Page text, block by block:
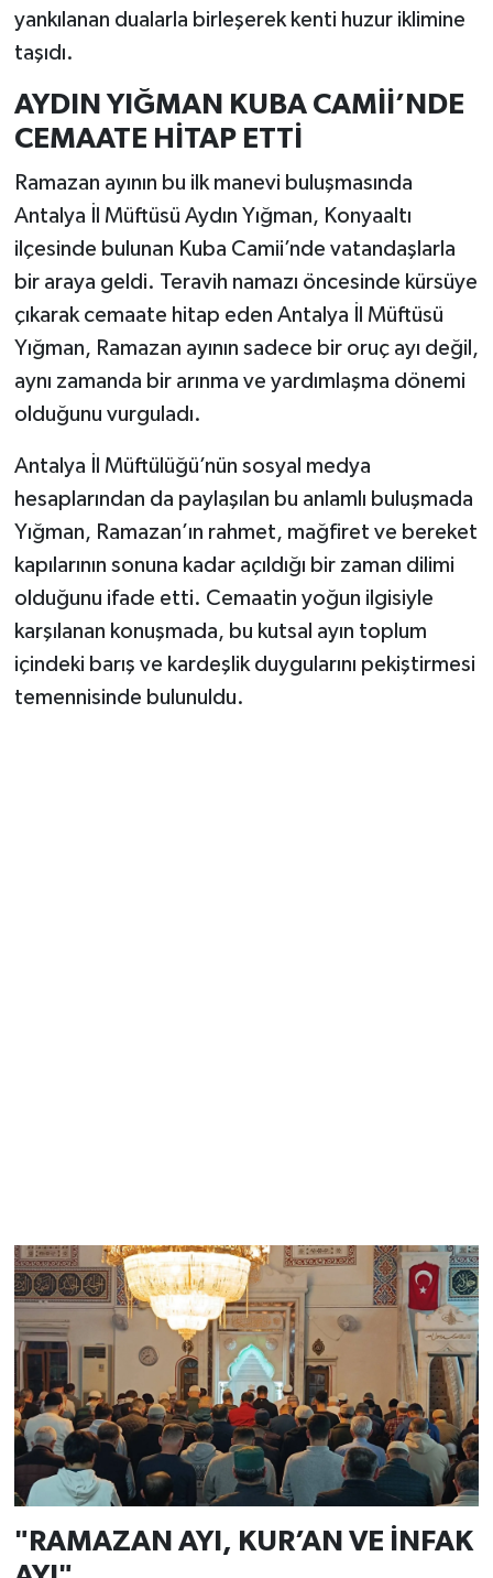
yankılanan dualarla birleşerek kenti huzur iklimine
taşıdı.
AYDIN YIĞMAN KUBA CAMİİ’NDE
CEMAATE HİTAP ETTİ
Ramazan ayının bu ilk manevi buluşmasında
Antalya İl Müftüsü Aydın Yığman, Konyaaltı
ilçesinde bulunan Kuba Camii’nde vatandaşlarla
bir araya geldi. Teravih namazı öncesinde kürsüye
çıkarak cemaate hitap eden Antalya İl Müftüsü
Yığman, Ramazan ayının sadece bir oruç ayı değil,
aynı zamanda bir arınma ve yardımlaşma dönemi
olduğunu vurguladı.
Antalya İl Müftülüğü’nün sosyal medya
hesaplarından da paylaşılan bu anlamlı buluşmada
Yığman, Ramazan’ın rahmet, mağfiret ve bereket
kapılarının sonuna kadar açıldığı bir zaman dilimi
olduğunu ifade etti. Cemaatin yoğun ilgisiyle
karşılanan konuşmada, bu kutsal ayın toplum
içindeki barış ve kardeşlik duygularını pekiştirmesi
temennisinde bulunuldu.
"RAMAZAN AYI, KUR’AN VE İNFAK